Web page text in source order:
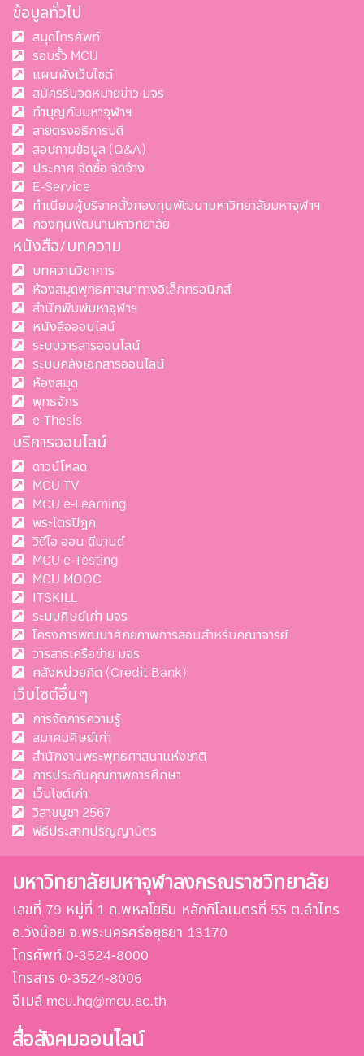
ข้อมูลทั่วไป
สมุดโทรศัพท์
รอบรั้ว MCU
แผนผังเว็บไซต์
สมัครรับจดหมายข่าว มจร
ทำบุญกับมหาจุฬาฯ
สายตรงอธิการบดี
สอบถามข้อมูล (Q&A)
ประกาศ จัดซื้อ จัดจ้าง
E-Service
ทำเนียบผู้บริจาคตั้งกองทุนพัฒนามหาวิทยาลัยมหาจุฬาฯ
กองทุนพัฒนามหาวิทยาลัย
หนังสือ/บทความ
บทความวิชาการ
ห้องสมุดพุทธศาสนาทางอิเล็กทรอนิกส์
สำนักพิมพ์มหาจุฬาฯ
หนังสือออนไลน์
ระบบวารสารออนไลน์
ระบบคลังเอกสารออนไลน์
ห้องสมุด
พุทธจักร
e-Thesis
บริการออนไลน์
ดาวน์โหลด
MCU TV
MCU e-Learning
พระไตรปิฎก
วิดีโอ ออน ดีมานด์
MCU e-Testing
MCU MOOC
ITSKILL
ระบบศิษย์เก่า มจร
โครงการพัฒนาศักยภาพการสอนสำหรับคณาจารย์
วารสารเครือข่าย มจร
คลังหน่วยกิต (Credit Bank)
เว็บไซต์อื่นๆ
การจัดการความรู้
สมาคมศิษย์เก่า
สำนักงานพระพุทธศาสนาแห่งชาติ
การประกันคุณภาพการศึกษา
เว็บไซต์เก่า
วิสาขบูชา 2567
พีธีประสาทปริญญาบัตร
มหาวิทยาลัยมหาจุฬาลงกรณราชวิทยาลัย
เลขที่ 79 หมู่ที่ 1 ถ.พหลโยธิน หลักกิโลเมตรที่ 55 ต.ลำไทร
อ.วังน้อย จ.พระนครศรีอยุธยา 13170
โทรศัพท์ 0-3524-8000
โทรสาร 0-3524-8006
อีเมล์ mcu.hq@mcu.ac.th
สื่อสังคมออนไลน์